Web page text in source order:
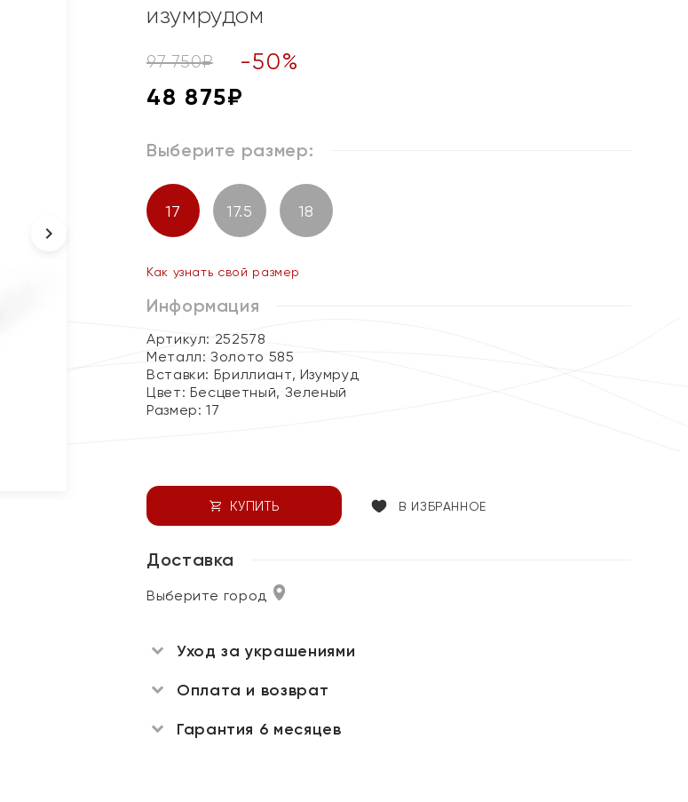
изумрудом
97 750₽ -50%
48 875₽
Выберите размер:
17 17.5 18
Как узнать свой размер
Информация
Артикул: 252578
Металл:Золото 585
Вставки: Бриллиант, Изумруд
Цвет: Бесцветный, Зеленый
Размер:17
КУПИТЬ В ИЗБРАННОЕ
Доставка
Выберите город
Уход за украшениями
Оплата и возврат
Гарантия 6 месяцев